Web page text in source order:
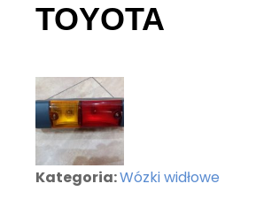
TOYOTA
Kategoria:Wózki widłowe